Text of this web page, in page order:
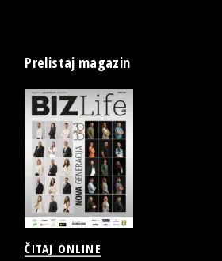
Prelistaj magazin
ČITAJ ONLINE